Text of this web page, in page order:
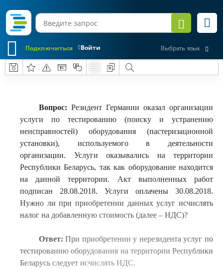
Войти
Подключиться Выбрать язык
Вопрос: Резидент Германии оказал организации
услуги по тестированию (поиску и устранению
неисправностей) оборудования (пастеризационной
установки), используемого в деятельности
организации. Услуги оказывались на территории
Республики Беларусь, так как оборудование находится
на данной территории. Акт выполненных работ
подписан 28.08.2018. Услуги оплачены 30.08.2018.
Нужно ли при приобретении данных услуг исчислять
налог на добавленную стоимость (далее – НДС)?
Ответ: При приобретении у нерезидента услуг по
тестированию оборудования на территории Республики
Беларусь следует исчислять НДС.